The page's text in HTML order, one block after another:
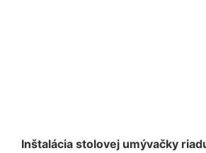
Inštalácia stolovej umývačky